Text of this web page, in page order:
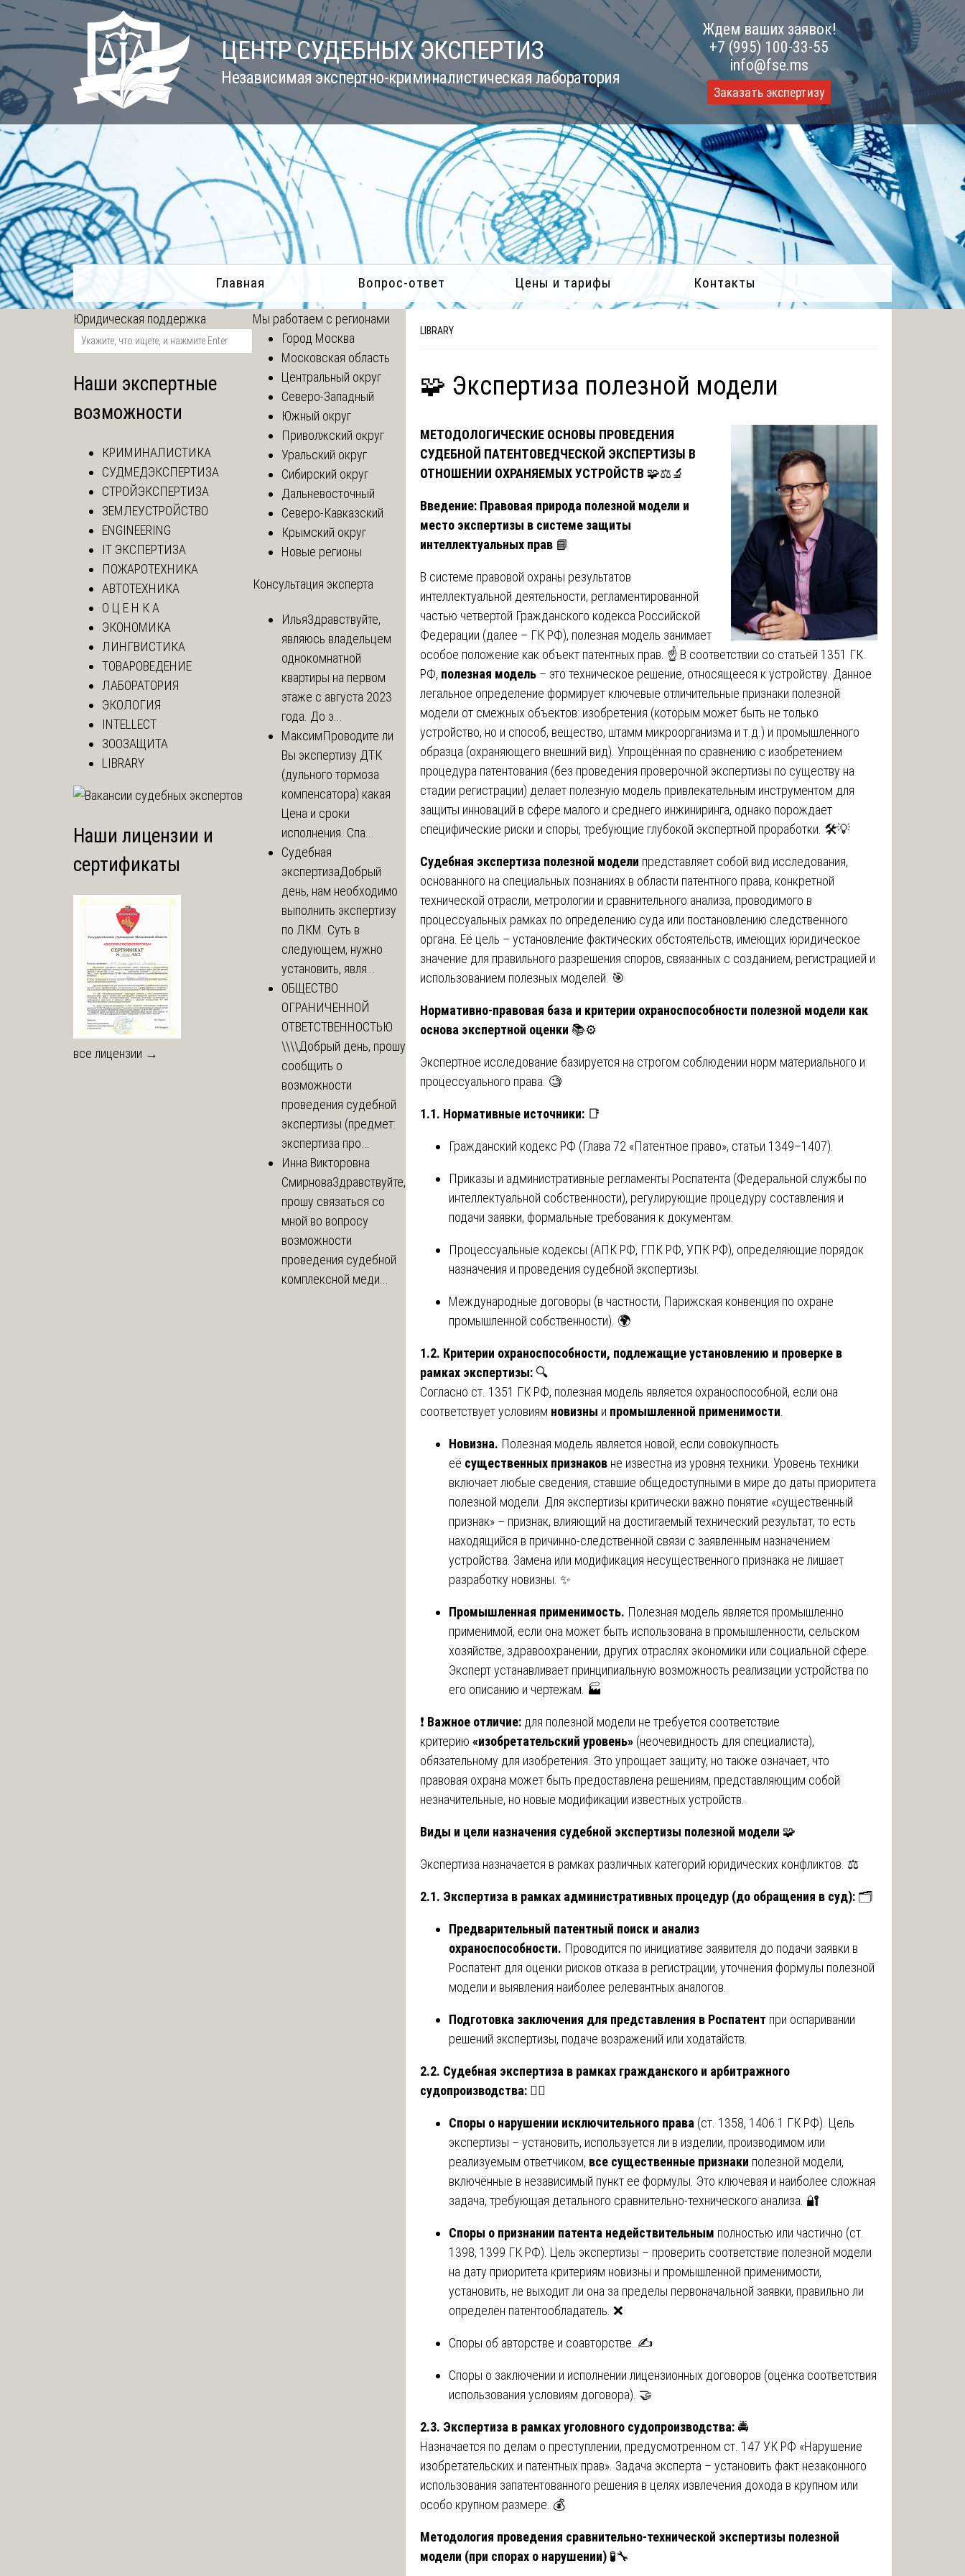
Skip
to
content
ЦЕНТР СУДЕБНЫХ ЭКСПЕРТИЗ
Независимая экспертно-криминалистическая лаборатория
Ждем ваших заявок!
+7 (995) 100-33-55
info@fse.ms
Заказать экспертизу
Главная Вопрос-ответ Цены и тарифы Контакты
LIBRARY
🧩 Экспертиза полезной модели
МЕТОДОЛОГИЧЕСКИЕ ОСНОВЫ ПРОВЕДЕНИЯ
СУДЕБНОЙ ПАТЕНТОВЕДЧЕСКОЙ ЭКСПЕРТИЗЫ В
ОТНОШЕНИИ ОХРАНЯЕМЫХ УСТРОЙСТВ 🧩⚖️🔬
Введение: Правовая природа полезной модели и
место экспертизы в системе защиты
интеллектуальных прав 📘
В системе правовой охраны результатов
интеллектуальной деятельности, регламентированной
частью четвертой Гражданского кодекса Российской
Федерации (далее – ГК РФ), полезная модель занимает
особое положение как объект патентных прав. ☝️ В соответствии со статьёй 1351 ГК
РФ, полезная модель – это техническое решение, относящееся к устройству. Данное
легальное определение формирует ключевые отличительные признаки полезной
модели от смежных объектов: изобретения (которым может быть не только
устройство, но и способ, вещество, штамм микроорганизма и т.д.) и промышленного
образца (охраняющего внешний вид). Упрощённая по сравнению с изобретением
процедура патентования (без проведения проверочной экспертизы по существу на
стадии регистрации) делает полезную модель привлекательным инструментом для
защиты инноваций в сфере малого и среднего инжиниринга, однако порождает
специфические риски и споры, требующие глубокой экспертной проработки. 🛠️💡
Судебная экспертиза полезной модели представляет собой вид исследования,
основанного на специальных познаниях в области патентного права, конкретной
технической отрасли, метрологии и сравнительного анализа, проводимого в
процессуальных рамках по определению суда или постановлению следственного
органа. Её цель – установление фактических обстоятельств, имеющих юридическое
значение для правильного разрешения споров, связанных с созданием, регистрацией и
использованием полезных моделей. 🎯
Нормативно-правовая база и критерии охраноспособности полезной модели как
основа экспертной оценки 📚⚙️
Экспертное исследование базируется на строгом соблюдении норм материального и
процессуального права. 🧐
1.1. Нормативные источники: 📑
Гражданский кодекс РФ (Глава 72 «Патентное право», статьи 1349–1407).
Приказы и административные регламенты Роспатента (Федеральной службы по
интеллектуальной собственности), регулирующие процедуру составления и
подачи заявки, формальные требования к документам.
Процессуальные кодексы (АПК РФ, ГПК РФ, УПК РФ), определяющие порядок
назначения и проведения судебной экспертизы.
Международные договоры (в частности, Парижская конвенция по охране
промышленной собственности). 🌍
1.2. Критерии охраноспособности, подлежащие установлению и проверке в
рамках экспертизы: 🔍
Согласно ст. 1351 ГК РФ, полезная модель является охраноспособной, если она
соответствует условиям новизны и промышленной применимости
Новизна. Полезная модель является новой, если совокупность
её существенных признаков не известна из уровня техники. Уровень техники
включает любые сведения, ставшие общедоступными в мире до даты приоритета
полезной модели. Для экспертизы критически важно понятие «существенный
признак» – признак, влияющий на достигаемый технический результат, то есть
находящийся в причинно-следственной связи с заявленным назначением
устройства. Замена или модификация несущественного признака не лишает
разработку новизны. ✨
Промышленная применимость. Полезная модель является промышленно
применимой, если она может быть использована в промышленности, сельском
хозяйстве, здравоохранении, других отраслях экономики или социальной сфере.
Эксперт устанавливает принципиальную возможность реализации устройства по
его описанию и чертежам. 🏭
❗ Важное отличие: для полезной модели не требуется соответствие
критерию «изобретательский уровень» (неочевидность для специалиста),
обязательному для изобретения. Это упрощает защиту, но также означает, что
правовая охрана может быть предоставлена решениям, представляющим собой
незначительные, но новые модификации известных устройств.
Виды и цели назначения судебной экспертизы полезной модели 🧩
Экспертиза назначается в рамках различных категорий юридических конфликтов. ⚖️
2.1. Экспертиза в рамках административных процедур (до обращения в суд): 🗂️
Предварительный патентный поиск и анализ
охраноспособности. Проводится по инициативе заявителя до подачи заявки в
Роспатент для оценки рисков отказа в регистрации, уточнения формулы полезной
модели и выявления наиболее релевантных аналогов.
Подготовка заключения для представления в Роспатент при оспаривании
решений экспертизы, подаче возражений или ходатайств.
2.2. Судебная экспертиза в рамках гражданского и арбитражного
судопроизводства: 👨‍⚖️
Споры о нарушении исключительного права (ст. 1358, 1406.1 ГК РФ). Цель
экспертизы – установить, используется ли в изделии, производимом или
реализуемым ответчиком, все существенные признаки полезной модели,
включённые в независимый пункт ее формулы. Это ключевая и наиболее сложная
задача, требующая детального сравнительно-технического анализа. 🔐
Споры о признании патента недействительным полностью или частично (ст.
1398, 1399 ГК РФ). Цель экспертизы – проверить соответствие полезной модели
на дату приоритета критериям новизны и промышленной применимости,
установить, не выходит ли она за пределы первоначальной заявки, правильно ли
определён патентообладатель. ❌
Споры об авторстве и соавторстве. ✍️
Споры о заключении и исполнении лицензионных договоров (оценка соответствия
использования условиям договора). 🤝
2.3. Экспертиза в рамках уголовного судопроизводства: 🚔
Назначается по делам о преступлении, предусмотренном ст. 147 УК РФ «Нарушение
изобретательских и патентных прав». Задача эксперта – установить факт незаконного
использования запатентованного решения в целях извлечения дохода в крупном или
особо крупном размере. 💰
Методология проведения сравнительно-технической экспертизы полезной
модели (при спорах о нарушении) 🧪🔧
Юридическая поддержка
Наши экспертные
возможности
КРИМИНАЛИСТИКА
СУДМЕДЭКСПЕРТИЗА
СТРОЙЭКСПЕРТИЗА
ЗЕМЛЕУСТРОЙСТВО
ENGINEERING
IT ЭКСПЕРТИЗА
ПОЖАРОТЕХНИКА
АВТОТЕХНИКА
О Ц Е Н К А
ЭКОНОМИКА
ЛИНГВИСТИКА
ТОВАРОВЕДЕНИЕ
ЛАБОРАТОРИЯ
ЭКОЛОГИЯ
INTELLECT
ЗООЗАЩИТА
LIBRARY
Наши лицензии и
сертификаты
все лицензии →
Мы работаем с регионами
Город Москва
Московская область
Центральный округ
Северо-Западный
Южный округ
Приволжский округ
Уральский округ
Сибирский округ
Дальневосточный
Северо-Кавказский
Крымский округ
Новые регионы
Консультация эксперта
ИльяЗдравствуйте,
являюсь владельцем
однокомнатной
квартиры на первом
этаже с августа 2023
года. До э...
МаксимПроводите ли
Вы экспертизу ДТК
(дульного тормоза
компенсатора) какая
Цена и сроки
исполнения. Спа...
Судебная
экспертизаДобрый
день, нам необходимо
выполнить экспертизу
по ЛКМ. Суть в
следующем, нужно
установить, явля...
ОБЩЕСТВО
ОГРАНИЧЕННОЙ
ОТВЕТСТВЕННОСТЬЮ
\\\\Добрый день, прошу
сообщить о
возможности
проведения судебной
экспертизы (предмет:
экспертиза про...
Инна Викторовна
СмирноваЗдравствуйте,
прошу связаться со
мной во вопросу
возможности
проведения судебной
комплексной меди...